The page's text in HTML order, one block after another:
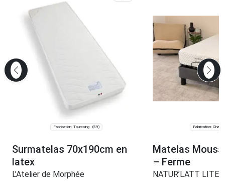
Fabrication: Tourcoing (59)
Surmatelas 70x190cm en
latex
L’Atelier de Morphée
Fabrication:
Matelas
– Ferme
NATUR’LATT